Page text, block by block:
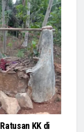
KK di